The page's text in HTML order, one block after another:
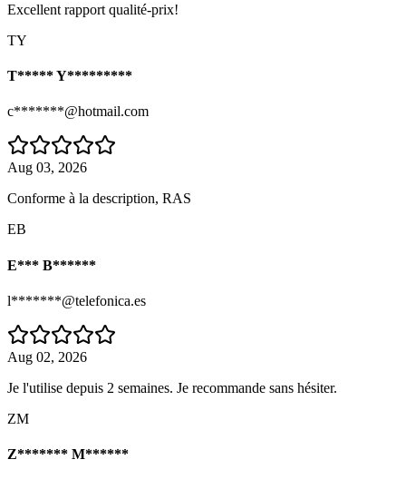
Excellent rapport qualité-prix!
TY
T***** Y*********
c*******@hotmail.com
Aug 03, 2026
Conforme à la description, RAS
EB
E*** B******
l*******@telefonica.es
Aug 02, 2026
Je l'utilise depuis 2 semaines. Je recommande sans hésiter.
ZM
Z******* M******